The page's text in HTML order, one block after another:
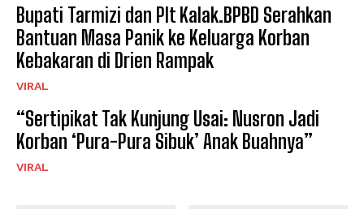
Bupati Tarmizi dan Plt Kalak.BPBD Serahkan
Bantuan Masa Panik ke Keluarga Korban
Kebakaran di Drien Rampak
VIRAL
“Sertipikat Tak Kunjung Usai: Nusron Jadi
Korban ‘Pura-Pura Sibuk’ Anak Buahnya”
VIRAL